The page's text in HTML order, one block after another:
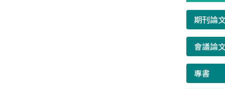
期刊論
會議論
專書